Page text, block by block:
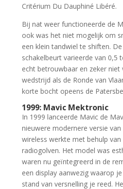
Critérium Du Dauphiné Libéré.
Bij nat weer functioneerde de
ook was het niet mogelijk om
een klein tandwiel te shiften.
schakelbeurt varieerde van 0,5
echt betrouwbaar en zeker
wedstrijd als de Ronde van
korte bocht opeens de
1999: Mavic Mektronic
In 1999 lanceerde Mavic de
nieuwere modernere versie
wireless werkte met behulp
radiogolven. Het model was
waren nu geïntegreerd in de
een display aanwezig waarop
stand van versnelling je reed.